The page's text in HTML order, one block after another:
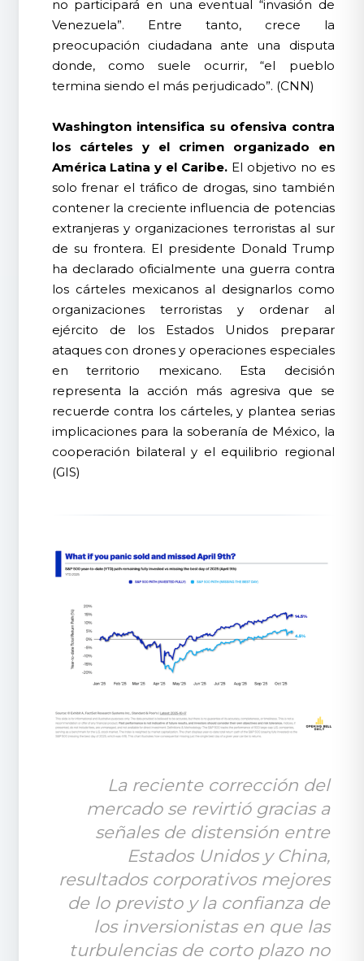
no participará en una eventual “invasión de
Venezuela”. Entre tanto, crece la
preocupación ciudadana ante una disputa
donde, como suele ocurrir, “el pueblo
termina siendo el más perjudicado”. (CNN)
Washington intensifica su ofensiva contra
los cárteles y el crimen organizado en
América Latina y el Caribe. El objetivo no es
solo frenar el tráfico de drogas, sino también
contener la creciente influencia de potencias
extranjeras y organizaciones terroristas al sur
de su frontera. El presidente Donald Trump
ha declarado oficialmente una guerra contra
los cárteles mexicanos al designarlos como
organizaciones terroristas y ordenar al
ejército de los Estados Unidos preparar
ataques con drones y operaciones especiales
en territorio mexicano. Esta decisión
representa la acción más agresiva que se
recuerde contra los cárteles, y plantea serias
implicaciones para la soberanía de México, la
cooperación bilateral y el equilibrio regional
(GIS)
La reciente corrección del
mercado se revirtió gracias a
señales de distensión entre
Estados Unidos y China,
resultados corporativos mejores
de lo previsto y la confianza de
los inversionistas en que las
turbulencias de corto plazo no